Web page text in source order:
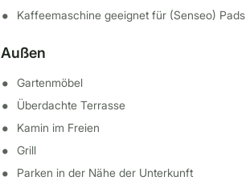
Kaffeemaschine geeignet für (Senseo) Pads
Außen
Gartenmöbel
Überdachte Terrasse
Kamin im Freien
Grill
Parken in der Nähe der Unterkunft